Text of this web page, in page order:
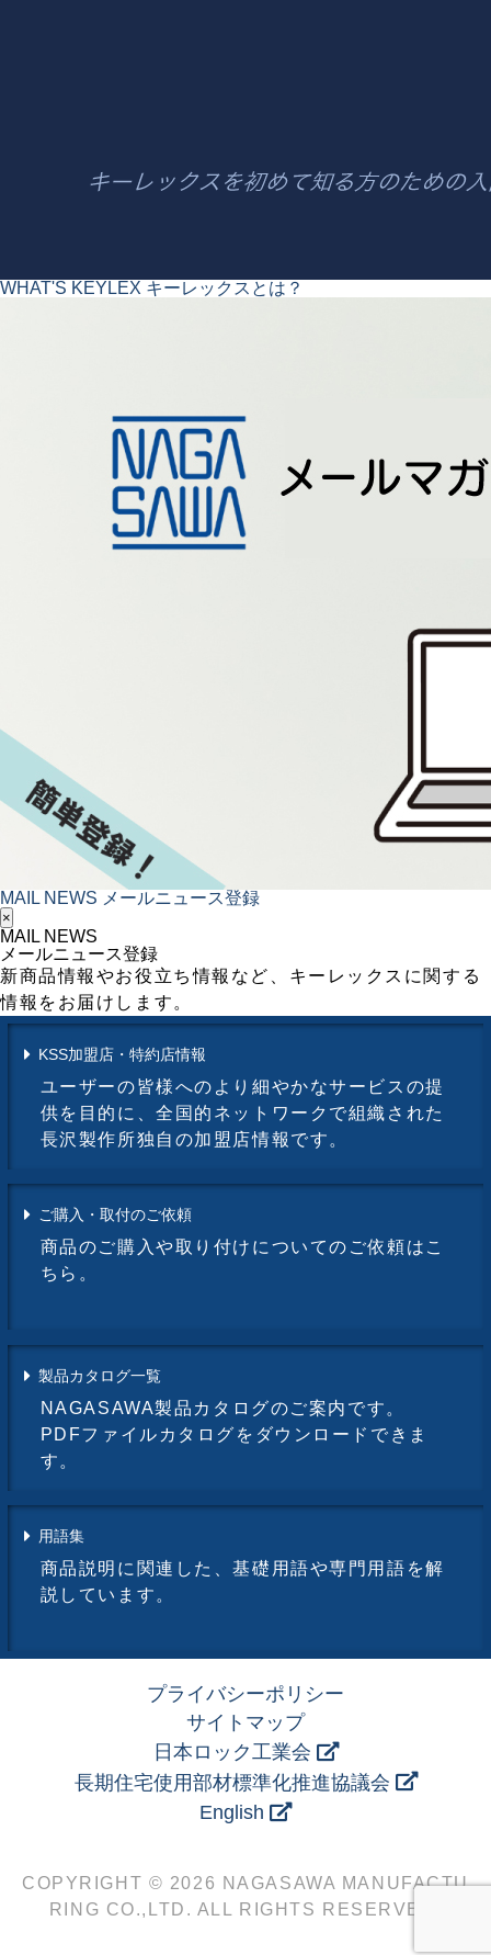
WHAT'S KEYLEX キーレックスとは？
MAIL NEWS メールニュース登録
×
MAIL NEWS
メールニュース登録
新商品情報やお役立ち情報など、キーレックスに関する
情報をお届けします。
KSS加盟店・特約店情報
ユーザーの皆様へのより細やかなサービスの提
供を目的に、全国的ネットワークで組織された
長沢製作所独自の加盟店情報です。
ご購入・取付のご依頼
商品のご購入や取り付けについてのご依頼はこ
ちら。
製品カタログ一覧
NAGASAWA製品カタログのご案内です。
PDFファイルカタログをダウンロードできま
す。
用語集
商品説明に関連した、基礎用語や専門用語を解
説しています。
プライバシーポリシー
サイトマップ
日本ロック工業会
長期住宅使用部材標準化推進協議会
English
COPYRIGHT © 2026 NAGASAWA MANUFACTU
RING CO.,LTD. ALL RIGHTS RESERVED.